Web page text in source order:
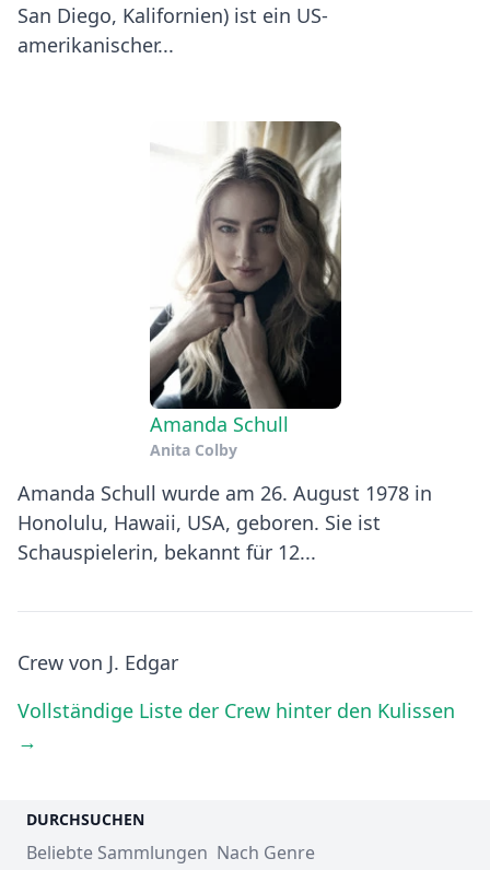
San Diego, Kalifornien) ist ein US-
amerikanischer...
Amanda Schull
Anita Colby
Amanda Schull wurde am 26. August 1978 in
Honolulu, Hawaii, USA, geboren. Sie ist
Schauspielerin, bekannt für 12...
Crew von J. Edgar
Vollständige Liste der Crew hinter den Kulissen
→
DURCHSUCHEN
Beliebte Sammlungen Nach Genre